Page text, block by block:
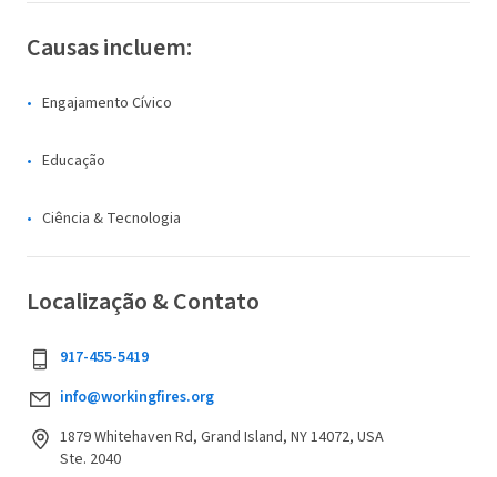
Causas incluem:
Engajamento Cívico
Educação
Ciência & Tecnologia
Localização & Contato
917-455-5419
info@workingfires.org
1879 Whitehaven Rd, Grand Island, NY 14072, USA
Ste. 2040